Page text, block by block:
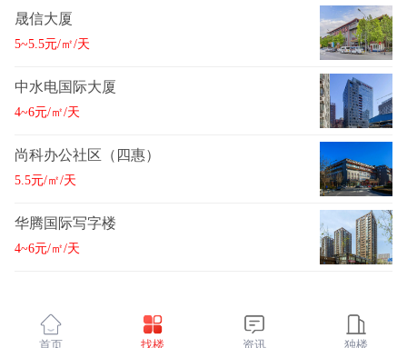
晟信大厦
5~5.5元/㎡/天
中水电国际大厦
4~6元/㎡/天
尚科办公社区（四惠）
5.5元/㎡/天
华腾国际写字楼
4~6元/㎡/天
首页 找楼 资讯 独楼